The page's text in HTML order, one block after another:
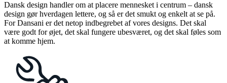
Dansk design handler om at placere mennesket i centrum – dansk
design gør hverdagen lettere, og så er det smukt og enkelt at se på.
For Dansani er det netop indbegrebet af vores designs. Det skal
være godt for øjet, det skal fungere ubesværet, og det skal føles som
at komme hjem.